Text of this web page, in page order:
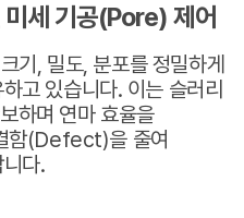
세 기공(Pore) 제어
기, 밀도, 분포를 정밀하게
고 있습니다. 이는 슬러리
하며 연마 효율을
함(Defect)을 줄여
다.